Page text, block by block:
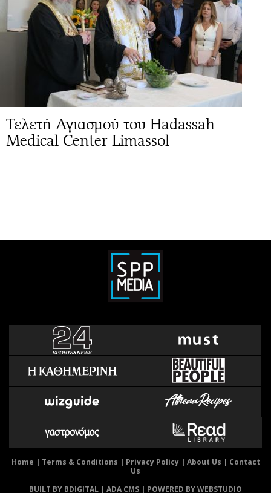
Τελετή Αγιασμού του Hadassah
Medical Center Limassol
Home | Terms & Conditions | Privacy Policy| About Us | Contact
Us
BUILT BY BDIGITAL | ADA CMS | POWERED BY WEBSTUDIO